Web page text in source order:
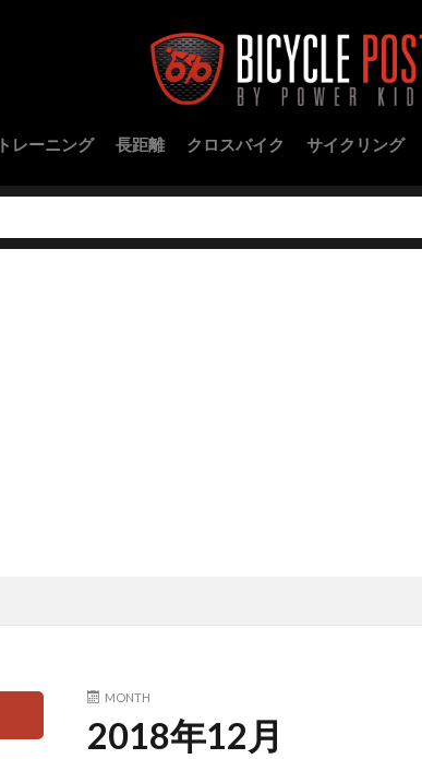
トレーニング 長距離 クロスバイク サイクリング
MONTH
2018年12月